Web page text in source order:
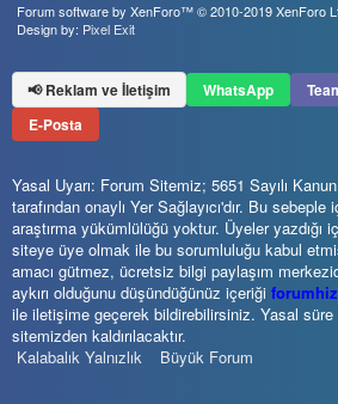
Forum software by XenForo™© 2010-2019 XenForo
Design by: Pixel Exit
📢 Reklam ve İletişim WhatsApp
E-Posta
Yasal Uyarı: Forum Sitemiz; 5651 Sayılı
tarafından onaylı Yer Sağlayıcı'dır. Bu
araştırma yükümlülüğü yoktur. Üyeler yazdığı
siteye üye olmak ile bu sorumluluğu kabul
amacı gütmez, ücretsiz bilgi paylaşım
aykırı olduğunu düşündüğünüz içeriği
ile iletişime geçerek bildirebilirsiniz. Yasal
sitemizden kaldırılacaktır.
Kalabalık Yalnızlık
Büyük Forum